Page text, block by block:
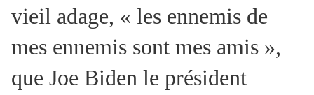
vieil adage, « les ennemis de
mes ennemis sont mes amis »,
que Joe Biden le président